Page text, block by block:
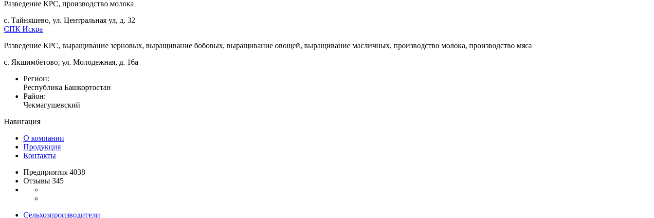
Разведение КРС, производство молока
с. Тайняшево, ул. Центральная ул, д. 32
СПК Искра
Разведение КРС, выращивание зерновых, выращивание бобовых, выращивание овощей, выращивание масличных, производство молока, производство мяса
с. Якшимбетово, ул. Молодежная, д. 16а
Регион:
Республика Башкортостан
Район:
Чекмагушевский
Навигация
О компании
Продукция
Контакты
Предприятия 4038
Отзывы 345
Сельхозпроизводители